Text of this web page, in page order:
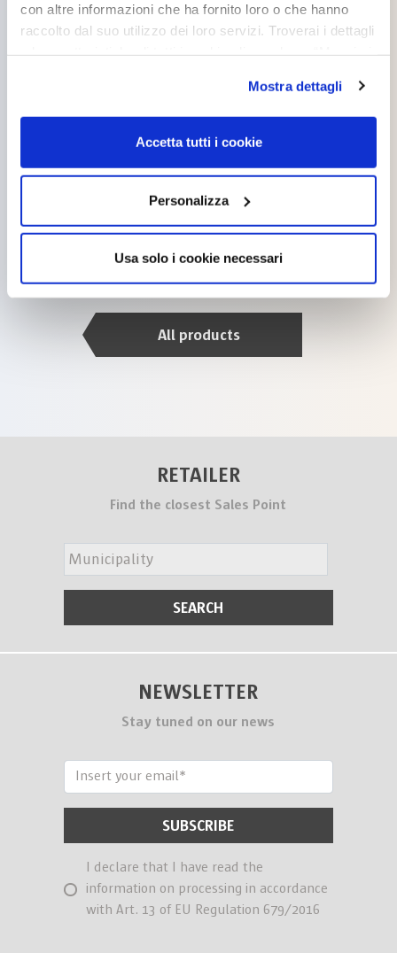
con altre informazioni che ha fornito loro o che hanno
raccolto dal suo utilizzo dei loro servizi. Troverai i dettagli
cookie accettare. Per ulteriori informazioni consulta
lacookie policy.
Mostra dettagli
Accetta tutti i cookie
Personalizza
Usa solo i cookie necessari
OTTOWALL EASY OTTOWALL SMART
OTTOWALL
TRASPIROL
All products
RETAILER
Find the closest Sales Point
NEWSLETTER
Stay tuned on our news
I declare that I have read the
information on processing in accordance
with Art. 13 of EU Regulation 679/2016